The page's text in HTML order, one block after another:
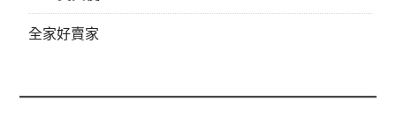
全家好賣家